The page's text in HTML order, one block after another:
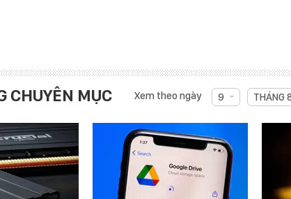
CHUYÊN MỤC Xem theo ngày 9 THÁNG